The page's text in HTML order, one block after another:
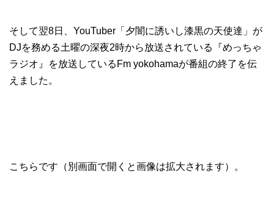
そして翌8日、YouTuber「夕闇に誘いし漆黒の天使達」が
DJを務める土曜の深夜2時から放送されている『めっちゃ
ラジオ』を放送しているFm yokohamaが番組の終了を伝
えました。
こちらです（別画面で開くと画像は拡大されます）。